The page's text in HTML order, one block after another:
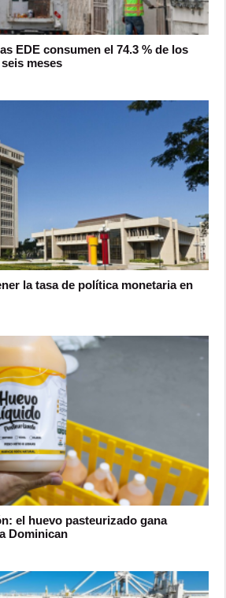
EDE consumen el 74.3 % de los
meses
la tasa de política monetaria en
el huevo pasteurizado gana
Dominican